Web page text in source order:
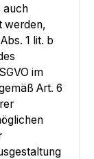
auch
werden,
1 lit. b
im
Art. 6